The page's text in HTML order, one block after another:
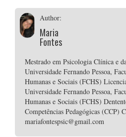
Author:
Maria
Fontes
Mestrado em Psicologia Clínica e
Universidade Fernando Pessoa,
Humanas e Sociais (FCHS)
Universidade Fernando Pessoa,
Humanas e Sociais (FCHS)
Competências Pedagógicas (CCP)
mariafontespsic@gmail.com